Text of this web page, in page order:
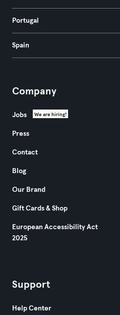
Portugal
Spain
Company
Jobs We are hiring!
Press
Contact
Blog
Our Brand
Gift Cards & Shop
European Accessibility Act
2025
Support
Help Center